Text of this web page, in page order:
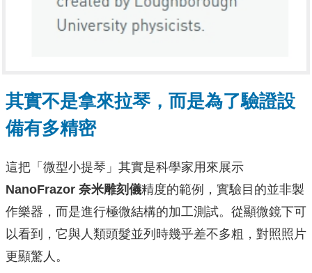
其實不是拿來拉琴，而是為了驗證設
備有多精密
這把「微型小提琴」其實是科學家用來展示
NanoFrazor 奈米雕刻儀精度的範例，實驗目的並非製
作樂器，而是進行極微結構的加工測試。從顯微鏡下可
以看到，它與人類頭髮並列時幾乎差不多粗，對照照片
更顯驚人。